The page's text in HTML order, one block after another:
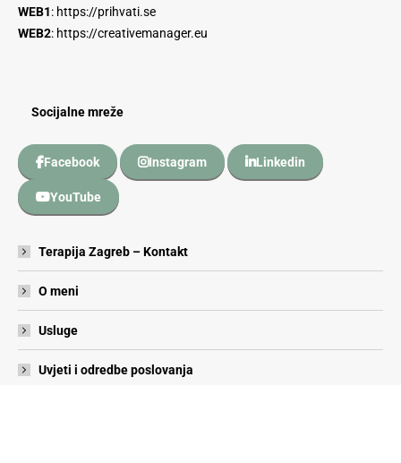
WEB1: https://prihvati.se
WEB2: https://creativemanager.eu
Socijalne mreže
Facebook Instagram Linkedin
YouTube
Terapija Zagreb – Kontakt
O meni
Usluge
Uvjeti i odredbe poslovanja